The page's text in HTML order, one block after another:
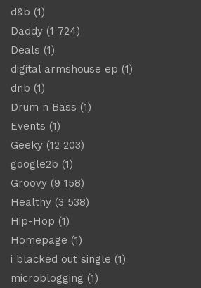
d&b (1)
Daddy (1 724)
Deals (1)
digital armshouse ep (1)
dnb (1)
Drum n Bass (1)
Events (1)
Geeky (12 203)
google2b (1)
Groovy (9 158)
Healthy (3 538)
Hip-Hop (1)
Homepage (1)
i blacked out single (1)
microblogging (1)